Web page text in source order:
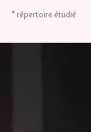
* répertoire étudié